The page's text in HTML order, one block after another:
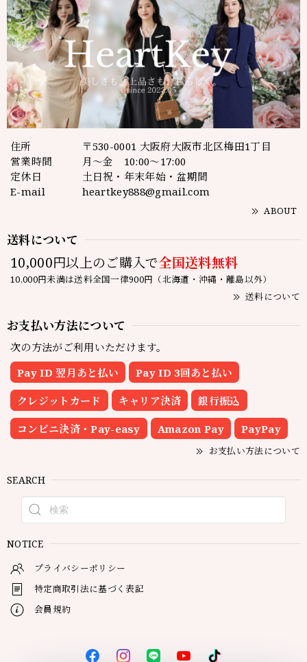
住所
〒530-0001 大阪府大阪市北区梅田1丁目
営業時間
月～金 10:00～17:00
定休日
土日祝・年末年始・盆期間
E-mail
heartkey888@gmail.com
ABOUT
送料について
10,000円以上のご購入で全国送料無料
10,000円未満は送料全国一律900円（北海道・沖縄・離島以外）
送料について
お支払い方法について
次の方法がご利用いただけます。
Pay ID 翌月あと払い
Pay ID 3回あと払い
クレジットカード キャリア決済 銀行振込
コンビニ決済・Pay-easy Amazon Pay PayPay
お支払い方法について
SEARCH
NOTICE
プライバシーポリシー
特定商取引法に基づく表記
会員規約